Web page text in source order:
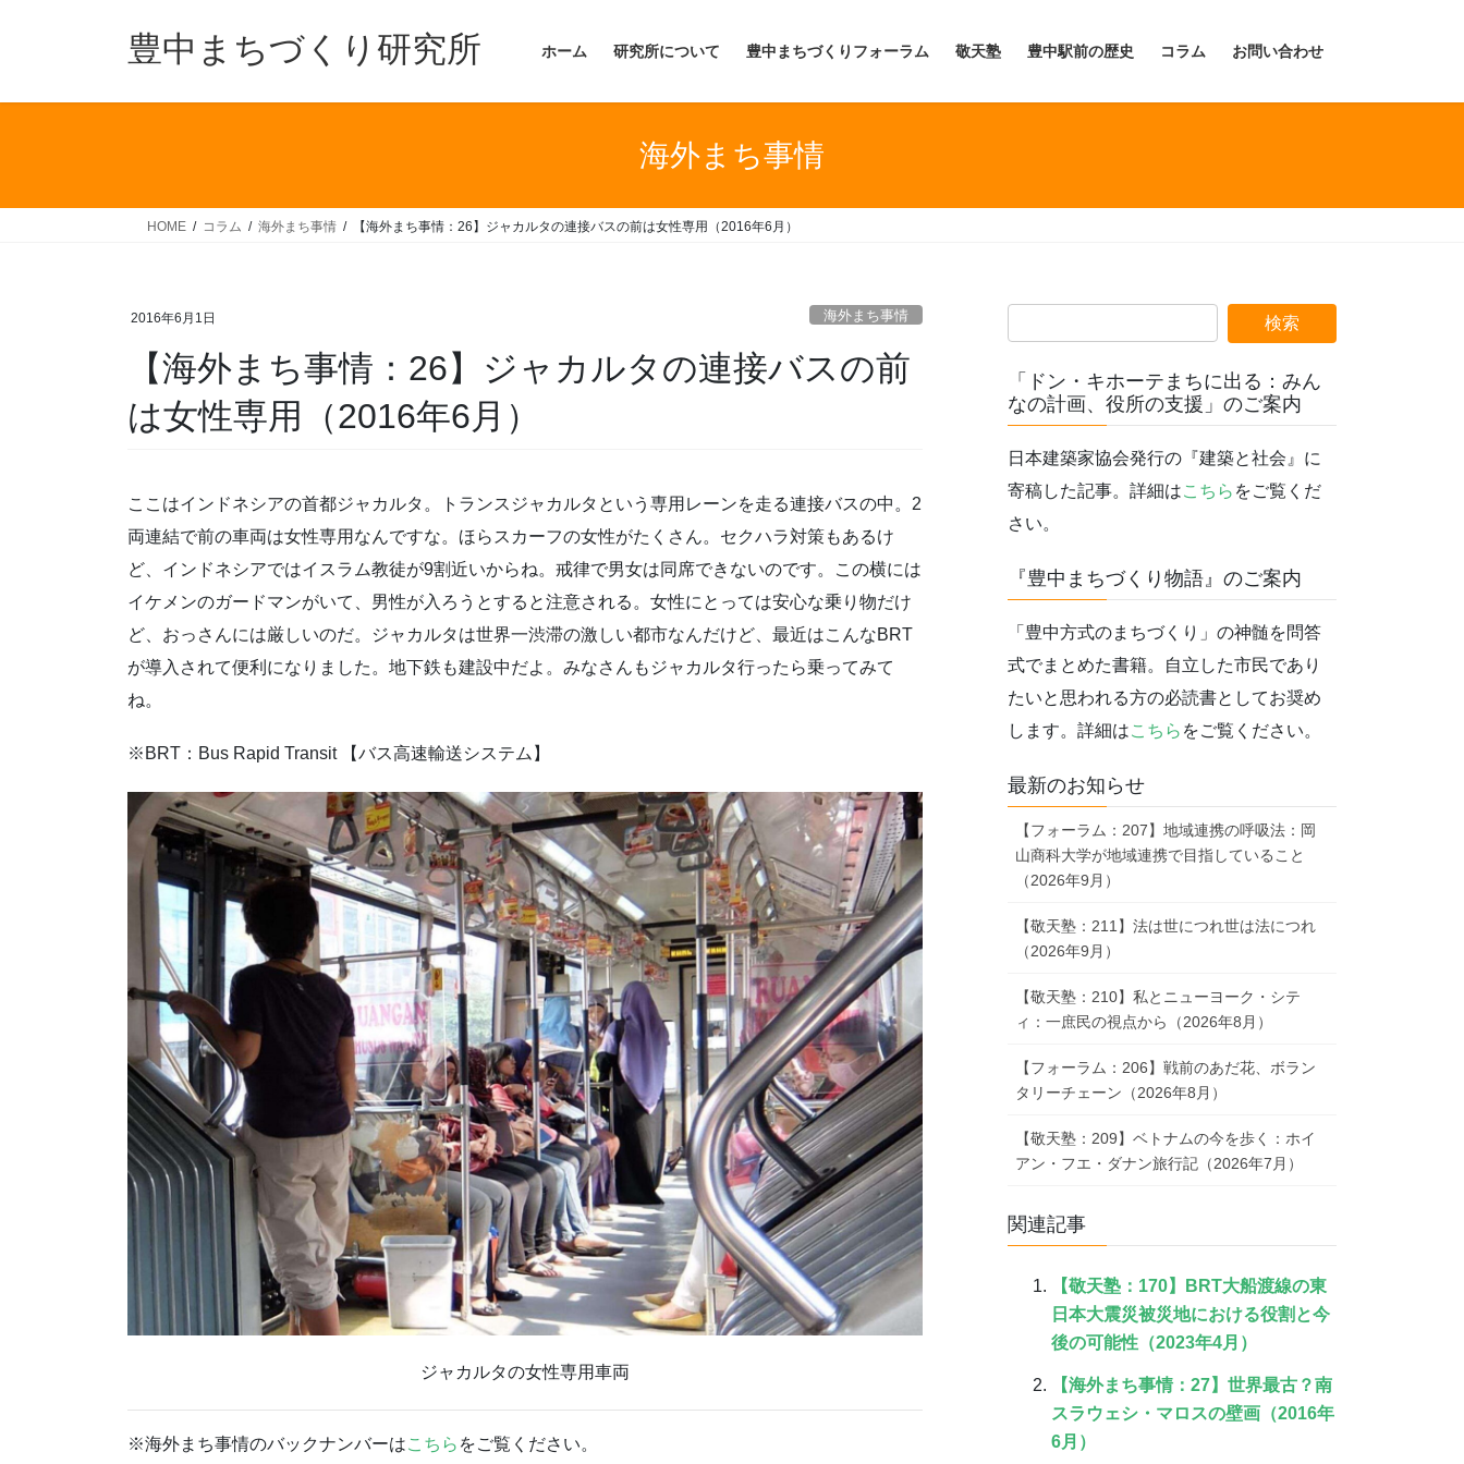
豊中まちづくり研究所 ホーム 研究所について 豊中まちづくりフォーラム 敬天塾 豊中駅前の歴史 コラム お問い合わせ
海外まち事情
HOME コラム 海外まち事情 【海外まち事情：26】ジャカルタの連接バスの前は女性専用（2016年6月）
2016年6月1日 海外まち事情
【海外まち事情：26】ジャカルタの連接バスの前
は女性専用（2016年6月）
ここはインドネシアの首都ジャカルタ。トランスジャカルタという専用レーンを走る連接バスの中。2
両連結で前の車両は女性専用なんですな。ほらスカーフの女性がたくさん。セクハラ対策もあるけ
ど、インドネシアではイスラム教徒が9割近いからね。戒律で男女は同席できないのです。この横には
イケメンのガードマンがいて、男性が入ろうとすると注意される。女性にとっては安心な乗り物だけ
ど、おっさんには厳しいのだ。ジャカルタは世界一渋滞の激しい都市なんだけど、最近はこんなBRT
が導入されて便利になりました。地下鉄も建設中だよ。みなさんもジャカルタ行ったら乗ってみて
ね。
※BRT：Bus Rapid Transit 【バス高速輸送システム】
ジャカルタの女性専用車両
※海外まち事情のバックナンバーはこちら をご覧ください。
「ドン・キホーテまちに出る：みん
なの計画、役所の支援」のご案内
日本建築家協会発行の『建築と社会』に
寄稿した記事。詳細はこちら をご覧くだ
さい。
『豊中まちづくり物語』のご案内
「豊中方式のまちづくり」の神髄を問答
式でまとめた書籍。自立した市民であり
たいと思われる方の必読書としてお奨め
します。詳細はこちら をご覧ください。
最新のお知らせ
【フォーラム：207】地域連携の呼吸法：岡
山商科大学が地域連携で目指していること
（2026年9月）
【敬天塾：211】法は世につれ世は法につれ
（2026年9月）
【敬天塾：210】私とニューヨーク・シテ
ィ：一庶民の視点から（2026年8月）
【フォーラム：206】戦前のあだ花、ボラン
タリーチェーン（2026年8月）
【敬天塾：209】ベトナムの今を歩く：ホイ
アン・フエ・ダナン旅行記（2026年7月）
関連記事
【敬天塾：170】BRT大船渡線の東
日本大震災被災地における役割と今
後の可能性（2023年4月）
【海外まち事情：27】世界最古？南
スラウェシ・マロスの壁画（2016年
6月）